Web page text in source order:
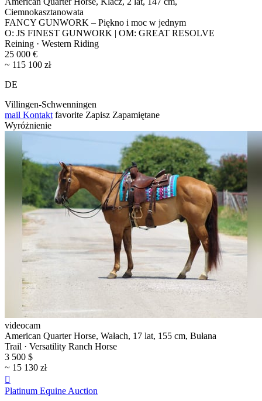
Ciemnokasztanowata
FANCY GUNWORK – Piękno i moc w jednym
O: JS FINEST GUNWORK | OM: GREAT RESOLVE
Reining · Western Riding
25 000 €
~ 115 100 zł
DE
Villingen-Schwenningen
mail Kontakt favorite Zapisz Zapamiętane
Wyróżnienie
videocam
American Quarter Horse, Wałach, 17 lat, 155 cm, Bułana
Trail · Versatility Ranch Horse
3 500 $
~ 15 130 zł

Platinum Equine Auction